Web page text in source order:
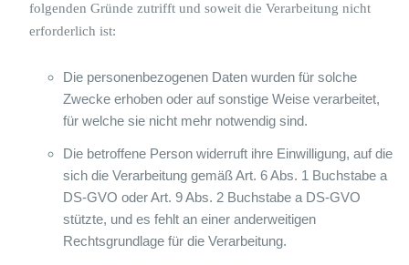
folgenden Gründe zutrifft und soweit die Verarbeitung nicht
erforderlich ist:
Die personenbezogenen Daten wurden für solche
Zwecke erhoben oder auf sonstige Weise verarbeitet,
für welche sie nicht mehr notwendig sind.
Die betroffene Person widerruft ihre Einwilligung, auf die
sich die Verarbeitung gemäß Art. 6 Abs. 1 Buchstabe a
DS-GVO oder Art. 9 Abs. 2 Buchstabe a DS-GVO
stützte, und es fehlt an einer anderweitigen
Rechtsgrundlage für die Verarbeitung.